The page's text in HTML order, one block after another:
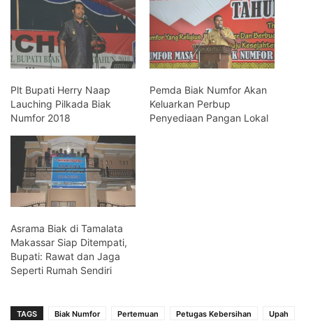
Plt Bupati Herry Naap
Lauching Pilkada Biak
Numfor 2018
Pemda Biak Numfor Akan
Keluarkan Perbup
Penyediaan Pangan Lokal
Asrama Biak di Tamalata
Makassar Siap Ditempati,
Bupati: Rawat dan Jaga
Seperti Rumah Sendiri
TAGS Biak Numfor Pertemuan Petugas Kebersihan Upah